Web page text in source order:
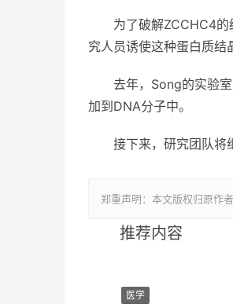
为了破解ZCCHC4
究人员诱使这种蛋白质结
去年，Song的实验
加到DNA分子中。
接下来，研究团队将
郑重声明：本文版权归原作
推荐内容
医学